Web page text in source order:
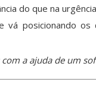
do que na
vá posicionando
a ajuda de um